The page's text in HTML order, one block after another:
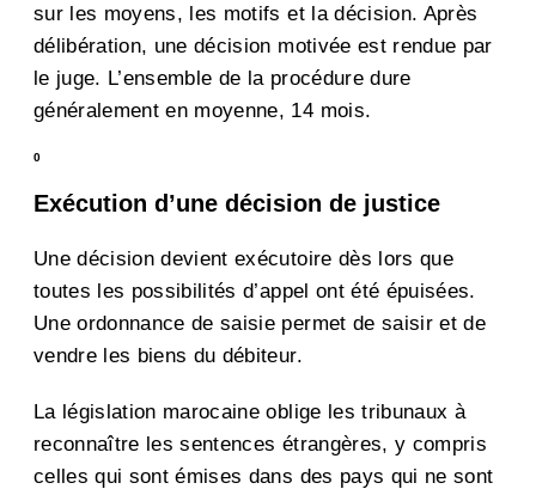
sur les moyens, les motifs et la décision. Après
délibération, une décision motivée est rendue par
le juge. L’ensemble de la procédure dure
généralement en moyenne, 14 mois.
0
Exécution d’une décision de justice
Une décision devient exécutoire dès lors que
toutes les possibilités d’appel ont été épuisées.
Une ordonnance de saisie permet de saisir et de
vendre les biens du débiteur.
La législation marocaine oblige les tribunaux à
reconnaître les sentences étrangères, y compris
celles qui sont émises dans des pays qui ne sont